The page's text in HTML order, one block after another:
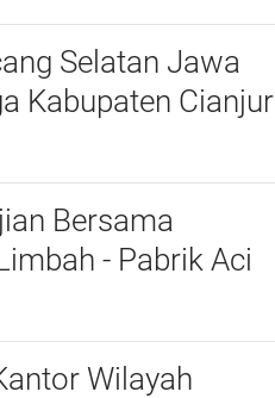
Selatan Jawa
Kabupaten Cianjur
Bersama
- Pabrik Aci
Air
Wilayah